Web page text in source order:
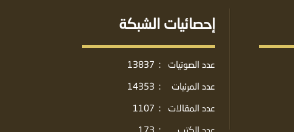
إحصائيات الشبكة
عدد الصوتيات :
13837
عدد المرئيات
:
14353
عدد المقالات
:
1107
عدد الكتب
:
173